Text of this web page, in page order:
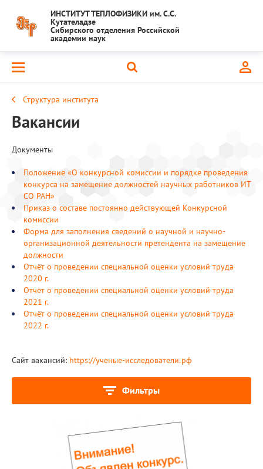
ИНСТИТУТ ТЕПЛОФИЗИКИ им. С.С.
Кутателадзе
Сибирского отделения Российской
академии наук
Структура института
Вакансии
Документы
Положение «О конкурсной комиссии и порядке проведения
конкурса на замещение должностей научных работников ИТ
СО РАН»
Приказ о составе постоянно действующей Конкурсной
комиссии
Форма для заполнения сведений о научной и научно-
организационной деятельности претендента на замещение
должности
Отчёт о проведении специальной оценки условий труда
2020 г.
Отчёт о проведении специальной оценки условий труда
2021 г.
Отчёт о проведении специальной оценки условий труда
2022 г.
Сайт вакансий: https://ученые-исследователи.рф
Фильтры